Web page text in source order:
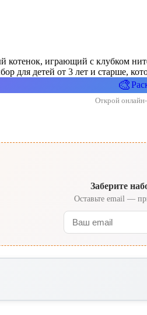
котенок, играющий с клубком
для детей от 3 лет и старше,
🎨
Открой
Заберите
Оставьте email —